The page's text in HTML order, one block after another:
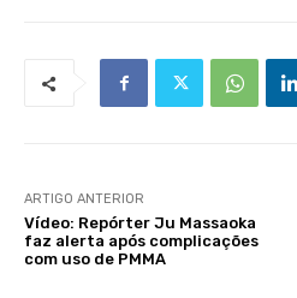
ARTIGO ANTERIOR
Vídeo: Repórter Ju Massaoka
faz alerta após complicações
com uso de PMMA